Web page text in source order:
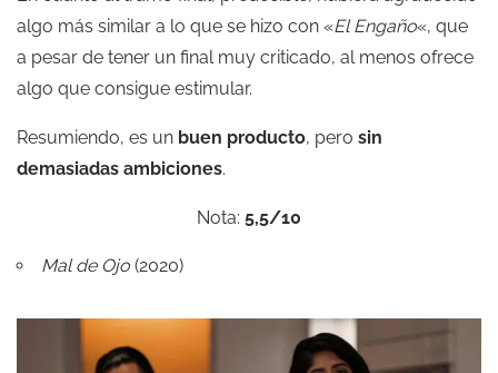
algo más similar a lo que se hizo con «El Engaño«, que
a pesar de tener un final muy criticado, al menos ofrece
algo que consigue estimular.
Resumiendo, es un buen producto, pero sin
demasiadas ambiciones.
Nota: 5,5/10
Mal de Ojo (2020)